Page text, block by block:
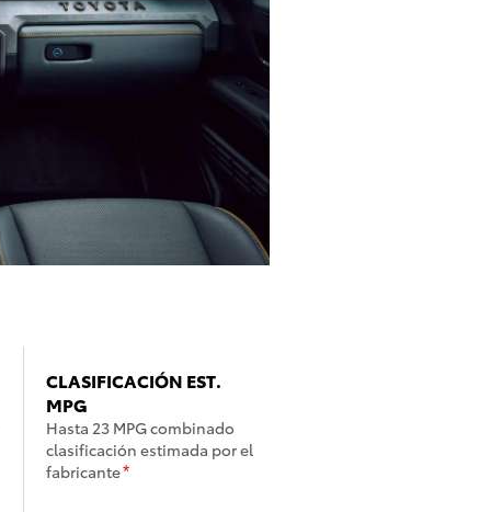
CLASIFICACIÓN EST.
MPG
Hasta 23 MPG combinado
clasificación estimada por el
fabricante*